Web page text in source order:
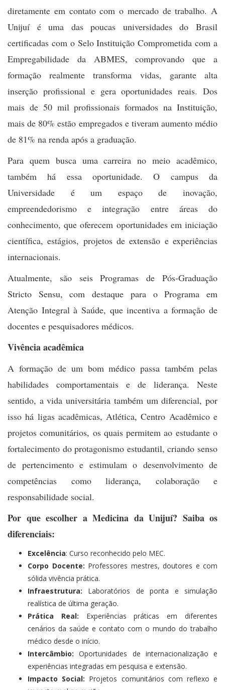
diretamente em contato com o mercado de trabalho. A
Unijuí é uma das poucas universidades do Brasil
certificadas com o Selo Instituição Comprometida com a
Empregabilidade da ABMES, comprovando que a
formação realmente transforma vidas, garante alta
inserção profissional e gera oportunidades reais. Dos
mais de 50 mil profissionais formados na Instituição,
mais de 80% estão empregados e tiveram aumento médio
de 81% na renda após a graduação.
Para quem busca uma carreira no meio acadêmico,
também há essa oportunidade. O campus da
Universidade é um espaço de inovação,
empreendedorismo e integração entre áreas do
conhecimento, que oferecem oportunidades em iniciação
científica, estágios, projetos de extensão e experiências
internacionais.
Atualmente, são seis Programas de Pós-Graduação
Stricto Sensu, com destaque para o Programa em
Atenção Integral à Saúde, que incentiva a formação de
docentes e pesquisadores médicos.
Vivência acadêmica
A formação de um bom médico passa também pelas
habilidades comportamentais e de liderança. Neste
sentido, a vida universitária também um diferencial, por
isso há ligas acadêmicas, Atlética, Centro Acadêmico e
projetos comunitários, os quais permitem ao estudante o
fortalecimento do protagonismo estudantil, criando senso
de pertencimento e estimulam o desenvolvimento de
competências como liderança, colaboração e
responsabilidade social.
Por que escolher a Medicina da Unijuí? Saiba os
diferenciais:
Excelência: Curso reconhecido pelo MEC.
Corpo Docente: Professores mestres, doutores e com
sólida vivência prática.
Infraestrutura: Laboratórios de ponta e simulação
realística de última geração.
Prática Real: Experiências práticas em diferentes
cenários da saúde e contato com o mundo do trabalho
médico desde o início.
Intercâmbio:Oportunidades de internacionalização e
experiências integradas em pesquisa e extensão.
Impacto Social: Projetos comunitários com reflexo e